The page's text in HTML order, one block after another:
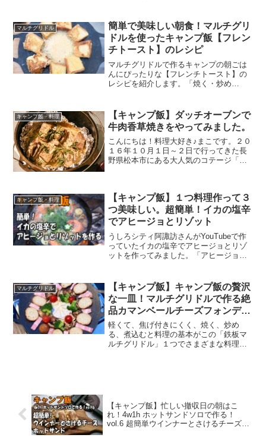
ド」を作ります。これは本当に美味いで
す。
マルチグリドル
簡単で美味しい朝食！マルチグリ
ドルを使ったキャンプ飯【フレン
チトースト】のレシピ
マルチグリドルで作るキャンプの朝ごは
んにぴったりな【フレンチトースト】の
レシピを紹介します。「焼く・炒め
この「鉄板マルチグリドル」１つでさま
ざまな料理ができ、「軽く」、「焦げ付
き難い」という魔法のようなグリルで
す。
キャンプ飯・料理
【キャンプ飯】ダッチオーブンで
牛肉香草焼きをやってみました。
こんにちは！料理大好き♪まこです。２０
１６年１０月１日～２日で行ってきた長
野県松本市にある大人気のコテージ「森
らダッチオーブンで料...
キャンプ飯・料理
【キャンプ飯】１つ料理作って３
つ美味しい。超簡単！イカの塩辛
でアヒージョとリゾット
うしろシティ阿諏訪さんがYouTubeで作
っていたイカの塩辛でアヒージョとリゾ
ットを作ってみました。「アヒージョを
トで締める」という１つから３つの料理
が楽しめ、３つ美味しいキャンプ飯で
す。
マルチグリドル
【キャンプ飯】キャンプ飯の贅沢
な一皿！マルチグリドルで作る絶
品カマンベールチーズフォンデ
ュ マルチグリドルで作ろう
vol.01
軽くて、焦げ付きにくく、焼く、炒め
る、煮込むと料理の基本がこの「鉄板マ
ルチグリドル」１つでさまざまな料理が
【キャンプ飯】忙しい撤収日の朝はこ
れ！4w1h ホットサンドソロで作る！
vol.6 超簡単ウインナーとさけるチーズホ